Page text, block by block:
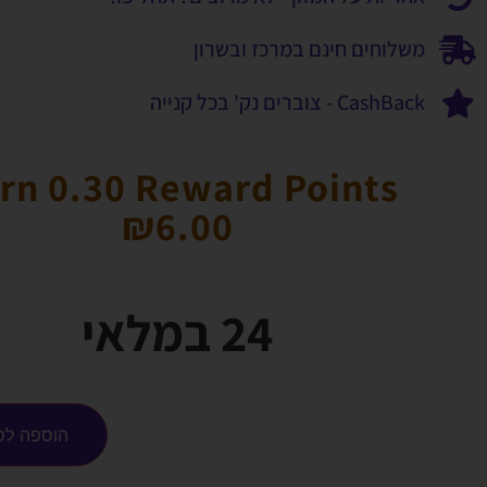
משלוחים חינם במרכז ובשרון
CashBack - צוברים נק' בכל קנייה
0.30 Reward Points
₪6.00
24 במלאי
הוספה